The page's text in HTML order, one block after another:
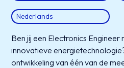
Nederlands
Ben jij een Electronics
innovatieve
ontwikkeling van één van de